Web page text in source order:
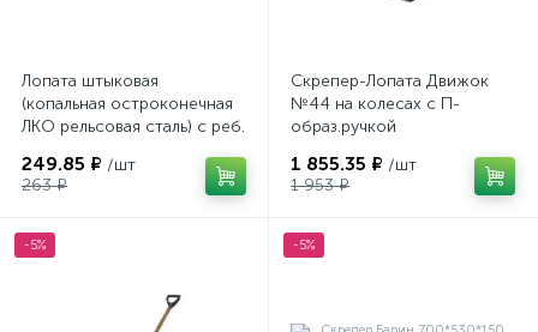
Лопата штыковая
(копальная остроконечная
ЛКО рельсовая сталь) с реб.
БРОНЯ)*12
249.85 ₽ /шт
263 ₽
Скрепер-Лопата Движок
№44 на колесах с П-
образ.ручкой
1 855.35 ₽ /шт
1 953 ₽
-5% -5%